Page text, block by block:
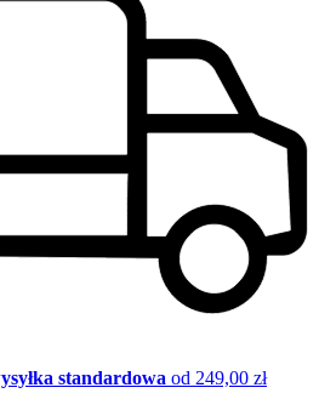
standardowa od 249,00 zł